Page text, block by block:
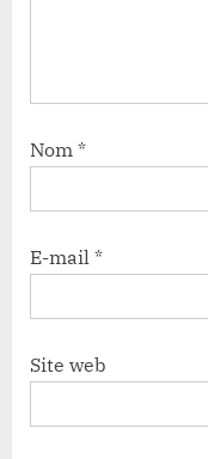
Nom *
E-mail *
Site web